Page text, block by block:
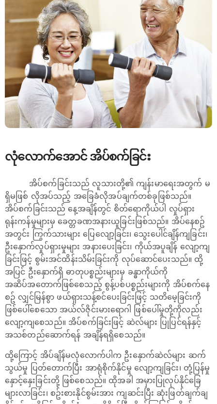
လုံလောက်အောင် အိပ်စက်ခြင်း
အိပ်စက်ခြင်းသည် လူသားတို့၏ ကျန်းမာရေးအတွက် မ
ရှိမဖြစ် လိုအပ်သည့် အခြေခံလိုအပ်ချက်တစ်ခုဖြစ်သည်။
အိပ်စက်ခြင်းသည် နေ့အချိန်တွင် စိတ်ရောကိုယ်ပါ လှုပ်ရှား
ရုန်းကန်မှုများမှ ခေတ္တခဏအနားယူခြင်းဖြစ်သည်။ အိပ်နေစဥ်
အတွင်း ကြွက်သားများ ပြေလျော့ခြင်း၊ သွေးပေါင်ချိန်ကျခြင်း၊
ဦးနှောက်လှုပ်ရှားမှုများ အနားပေးခြင်း၊ ကိုယ်အပူချိန် လျော့ကျ
ခြင်းဖြင့် စွမ်းအင်ထိန်းသိမ်းခြင်းကို လုပ်ဆောင်ပေးသည်။ ထို့
အပြင် ဦးနှောက်ရှိ ဓာတုပစ္စည်းများမှ ခန္ဓာကိုယ်ကို
အဆိပ်အတောက်ဖြစ်စေသည့် စွန့်ပစ်ပစ္စည်းများကို အိပ်စက်နေ
စဥ် လျှင်မြန်စွာ ဖယ်ရှားသန့်စင်ပေးခြင်းဖြင့် သတိမေ့ခြင်းကို
ဖြစ်ပေါ်စေသော အယ်လ်ဇိုင်းမား‌ရောဂါ ဖြစ်ပေါ်မှုတို့ကိုလည်း
လျော့ကျစေသည်။ အိပ်စက်ခြင်းဖြင့် ဆဲလ်များ ပြုပြင်ရန်နှင့်
အသစ်တည်ဆောက်ရန် အချိန်ရရှိစေသည်။
ထို့ကြောင့် အိပ်ချိန်မလုံလောက်ပါက ဦးနှောက်ဆဲလ်များ ဆက်
သွယ်မှု ပြတ်တောက်ပြီး အာရုံစိုက်နိုင်မှု လျော့ကျခြင်း၊ တုံ့ပြန်မှု
နှောင့်နှေးခြင်းတို့ ဖြစ်စေသည်။ ထိုအခါ အမှားပြုလုပ်နိုင်ခြေ
များလာခြင်း၊ စဥ်းစားနိုင်စွမ်းအား ကျဆင်းပြီး ဆုံးဖြတ်ချက်ချ